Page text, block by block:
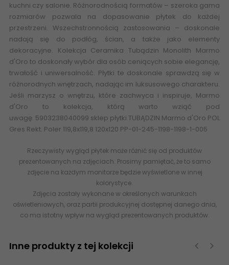
kuchni czy salonie. Różnorodnością formatów – szeroka gama
rozmiarów pozwala na dopasowanie płytek do każdej
przestrzeni. Wszechstronnością zastosowania – doskonale
nadają się do podłóg, ścian, a także jako elementy
dekoracyjne. Kolekcja Ceramika Tubądzin Monolith Marmo
d'Oro to doskonały wybór dla osób ceniących sobie elegancję,
trwałość i uniwersalność. Płytki te doskonale sprawdzą się w
różnorodnych wnętrzach, nadając im luksusowego charakteru.
Jeśli marzysz o wnętrzu, które zachwyca i inspiruje, Marmo
d'Oro to kolekcja, którą warto wziąć pod
uwagę. 5903238040099 sklep płytki TUBĄDZIN Marmo d'Oro POL
Gres Rekt. Poler 119,8x119,8 120x120 PP-01-245-1198-1198-1-005
Rzeczywisty wygląd płytek może różnić się od produktów
prezentowanych na zdjęciach. Prosimy pamiętać, że to samo
zdjęcie na każdym monitorze będzie wyświetlone w innej
kolorystyce.
Zdjęcia zostały wykonane w określonych warunkach
oświetleniowych, oraz partii produkcyjnej dostępnej danego dnia,
co ma istotny wpływ na wygląd prezentowanych produktów.
Inne produkty z tej kolekcji